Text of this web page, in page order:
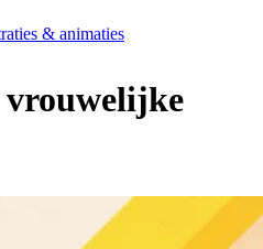
vrouwelijke